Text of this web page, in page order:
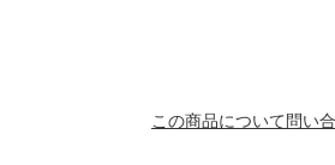
この商品について問い